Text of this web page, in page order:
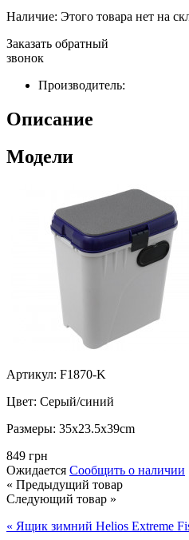
Наличие: Этого товара нет на
Заказать обратный
звонок
Производитель:
Описание
Модели
Артикул: F1870-K
Цвет: Серый/синий
Размеры: 35x23.5x39cm
849 грн
Ожидается Сообщить о наличии
« Предыдущий товар
Следующий товар »
« Ящик зимний Helios Extreme